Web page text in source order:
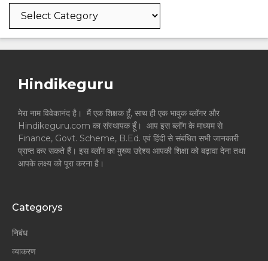
Categories
Hindikeguru
मेरा नाम विवेकानंद है। मैं एक शिक्षक हूँ, साथ ही एक भावुक ब्लॉगर और
Hindikeguru.com का संस्थापक हूँ। आप इस ब्लॉग के माध्यम से
Finance, Govt. Scheme, B.Ed. एवं हिंदी से संबंधित सभी जानकारी
प्राप्त कर सकते हैं। इस ब्लॉग का मुख्य उद्देश्य आपकी शिक्षा को बढ़ावा देना तथा
आपके लक्ष्य को पूरा करना है।
Categorys
निबंध
व्याकरण